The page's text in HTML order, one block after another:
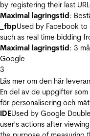
by registering their last
Maximal lagringstid:
_fbpUsed by Facebook
such as real time bidding
Maximal lagringstid: 3
Google
3
Läs mer om den här
En del av de uppgifter
för personalisering och
IDEUsed by Google
user's actions after